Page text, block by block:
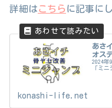
詳細はこちら に記事に
あさ
オス
2024年
「ミ
konashi-life.net